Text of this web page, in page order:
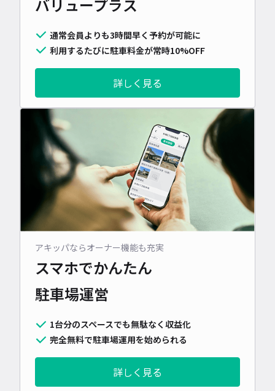
バリュープラス
通常会員よりも3時間早く予約が可能に
利用するたびに駐車料金が常時10%OFF
詳しく見る
アキッパならオーナー機能も充実
スマホでかんたん
駐車場運営
1台分のスペースでも無駄なく収益化
完全無料で駐車場運用を始められる
詳しく見る